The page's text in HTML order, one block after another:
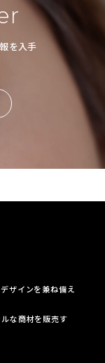
を入手
ザインを兼ね備え
な商材を販売す